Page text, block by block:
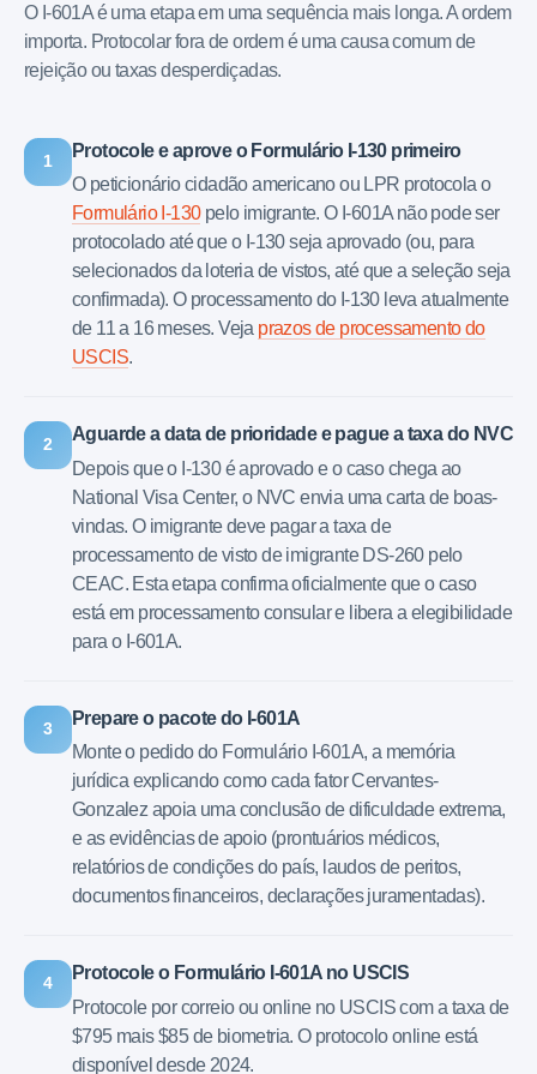
O I-601A é uma etapa em uma sequência mais longa. A ordem
importa. Protocolar fora de ordem é uma causa comum de
rejeição ou taxas desperdiçadas.
1
Protocole e aprove o Formulário I-130 primeiro
O peticionário cidadão americano ou LPR protocola o
Formulário I-130pelo imigrante. O I-601A não pode ser
protocolado até que o I-130 seja aprovado (ou, para
selecionados da loteria de vistos, até que a seleção seja
confirmada). O processamento do I-130 leva atualmente
de 11 a 16 meses. Veja prazos de processamento do
USCIS.
2
Aguarde a data de prioridade e pague a taxa do NVC
Depois que o I-130 é aprovado e o caso chega ao
National Visa Center, o NVC envia uma carta de boas-
vindas. O imigrante deve pagar a taxa de
processamento de visto de imigrante DS-260 pelo
CEAC. Esta etapa confirma oficialmente que o caso
está em processamento consular e libera a elegibilidade
para o I-601A.
3
Prepare o pacote do I-601A
Monte o pedido do Formulário I-601A, a memória
jurídica explicando como cada fator Cervantes-
Gonzalez apoia uma conclusão de dificuldade extrema,
e as evidências de apoio (prontuários médicos,
relatórios de condições do país, laudos de peritos,
documentos financeiros, declarações juramentadas).
4
Protocole o Formulário I-601A no USCIS
Protocole por correio ou online no USCIS com a taxa de
$795 mais $85 de biometria. O protocolo online está
disponível desde 2024.